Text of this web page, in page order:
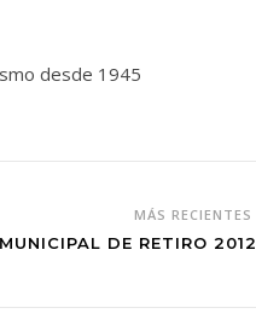
desde 1945
MÁS RECIENTES
DE RETIRO 2012